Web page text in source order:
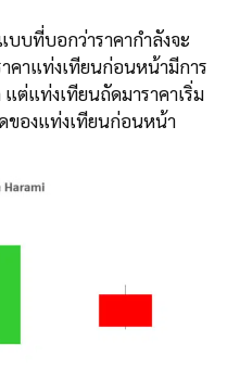
บบที่บอกว่าราคากำลังจะ
คาแท่งเทียนก่อนหน้ามีการ
ต่แท่งเทียนถัดมาราคาเริ่ม
ของแท่งเทียนก่อนหน้า